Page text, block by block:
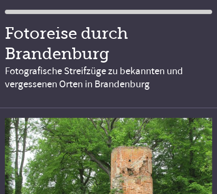
Fotoreise durch
Brandenburg
Fotografische Streifzüge zu bekannten und
vergessenen Orten in Brandenburg